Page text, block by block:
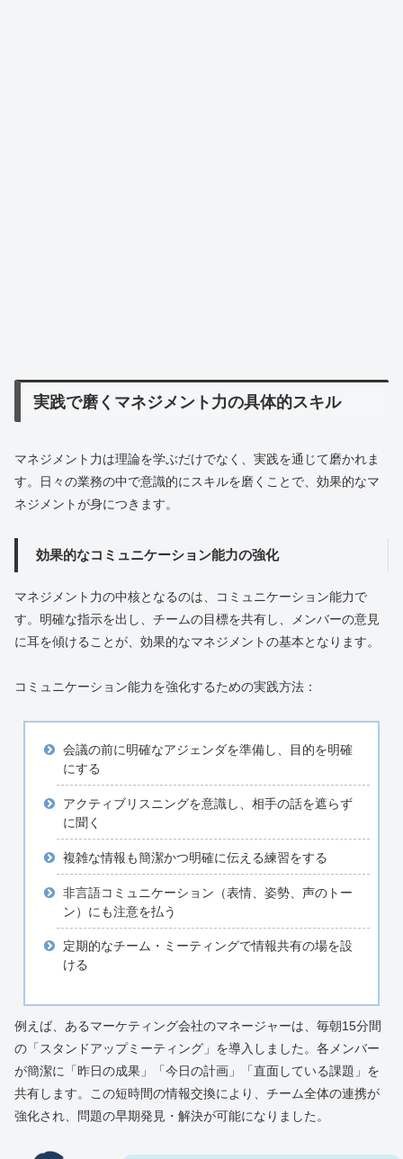
実践で磨くマネジメント力の具体的スキル
マネジメント力は理論を学ぶだけでなく、実践を通じて磨かれま
す。日々の業務の中で意識的にスキルを磨くことで、効果的なマ
ネジメントが身につきます。
効果的なコミュニケーション能力の強化
マネジメント力の中核となるのは、コミュニケーション能力で
す。明確な指示を出し、チームの目標を共有し、メンバーの意見
に耳を傾けることが、効果的なマネジメントの基本となります。
コミュニケーション能力を強化するための実践方法：
会議の前に明確なアジェンダを準備し、目的を明確
にする
アクティブリスニングを意識し、相手の話を遮らず
に聞く
複雑な情報も簡潔かつ明確に伝える練習をする
非言語コミュニケーション（表情、姿勢、声のトー
ン）にも注意を払う
定期的なチーム・ミーティングで情報共有の場を設
ける
例えば、あるマーケティング会社のマネージャーは、毎朝15分間
の「スタンドアップミーティング」を導入しました。各メンバー
が簡潔に「昨日の成果」「今日の計画」「直面している課題」を
共有します。この短時間の情報交換により、チーム全体の連携が
強化され、問題の早期発見・解決が可能になりました。